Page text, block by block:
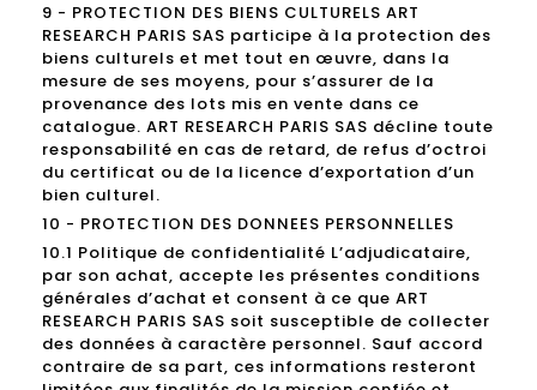
9 - PROTECTION DES BIENS CULTURELS ART
RESEARCH PARIS SAS participe à la protection des
biens culturels et met tout en œuvre, dans la
mesure de ses moyens, pour s’assurer de la
provenance des lots mis en vente dans ce
catalogue. ART RESEARCH PARIS SAS décline toute
responsabilité en cas de retard, de refus d’octroi
du certificat ou de la licence d’exportation d’un
bien culturel.
10 - PROTECTION DES DONNEES PERSONNELLES
10.1 Politique de confidentialité L’adjudicataire,
par son achat, accepte les présentes conditions
générales d’achat et consent à ce que ART
RESEARCH PARIS SAS soit susceptible de collecter
des données à caractère personnel. Sauf accord
contraire de sa part, ces informations resteront